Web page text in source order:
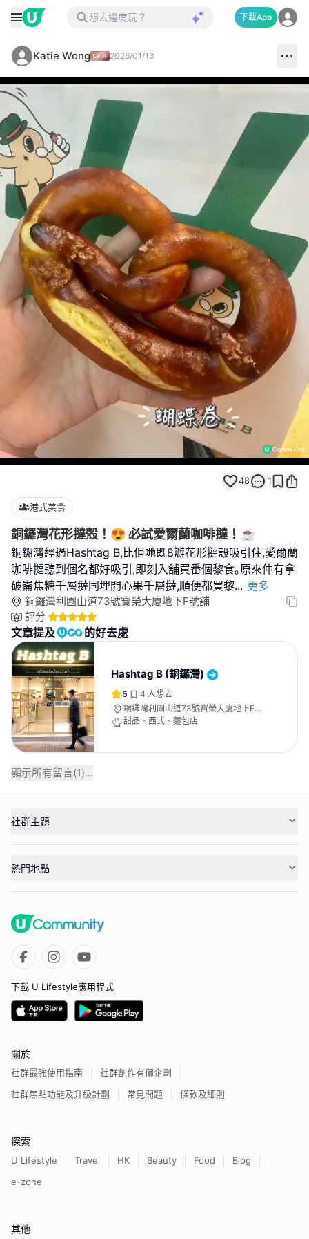
下載App
Katie Wong 2026/01/13
Loaded:
100.00%
Unmute
48 1
港式美食
銅鑼灣花形撻殼！😍 必試愛爾蘭咖啡撻！☕️
銅鑼灣經過Hashtag B,比佢哋既8瓣花形撻殼吸引住,愛爾蘭
咖啡撻聽到個名都好吸引,即刻入舖買番個黎食｡原來仲有拿
破崙焦糖千層撻同埋開心果千層撻,順便都買黎... 更多
銅鑼灣利園山道73號寶榮大廈地下F號舖
評分
文章提及 的好去處
Hashtag B (銅鑼灣)
5 4 人想去
銅鑼灣利園山道73號寶榮大廈地下F號
舖
甜品、西式、麵包店
顯示所有留言(1)...
社群主題
熱門地點
下載 U Lifestyle應用程式
關於
社群最強使用指南
社群創作有價企劃
社群焦點功能及升級計劃
常見問題 條款及細則
探索
U Lifestyle Travel HK Beauty Food
Blog
e-zone
其他